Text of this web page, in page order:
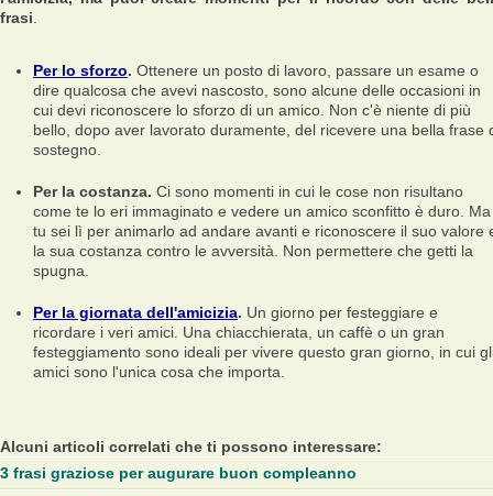
frasi
Per lo sforzo. Ottenere un posto di lavoro, passare un esame o
dire qualcosa che avevi nascosto, sono alcune delle occasioni in
cui devi riconoscere lo sforzo di un amico. Non c'è niente di più
bello, dopo aver lavorato duramente, del ricevere una bella frase
sostegno.
Per la costanza. Ci sono momenti in cui le cose non risultano
come te lo eri immaginato e vedere un amico sconfitto è duro. Ma
tu sei lì per animarlo ad andare avanti e riconoscere il suo valore
la sua costanza contro le avversità. Non permettere che getti la
spugna.
Per la giornata dell'amicizia. Un giorno per festeggiare e
ricordare i veri amici. Una chiacchierata, un caffè o un gran
festeggiamento sono ideali per vivere questo gran giorno, in cui
amici sono l'unica cosa che importa.
Alcuni articoli correlati che ti possono interessare:
3 frasi graziose per augurare buon compleanno